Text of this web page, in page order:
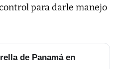
para darle manejo
de Panamá en